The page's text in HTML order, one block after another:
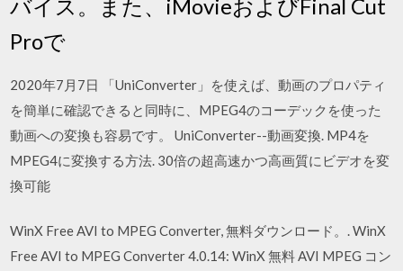
バイス。また、iMovieおよびFinal Cut
Proで
2020年7月7日 「UniConverter」を使えば、動画のプロパティ
を簡単に確認できると同時に、MPEG4のコーデックを使った
動画への変換も容易です。 UniConverter--動画変換. MP4を
MPEG4に変換する方法. 30倍の超高速かつ高画質にビデオを変
換可能
WinX Free AVI to MPEG Converter, 無料ダウンロード。. WinX
Free AVI to MPEG Converter 4.0.14: WinX 無料 AVI MPEG コン